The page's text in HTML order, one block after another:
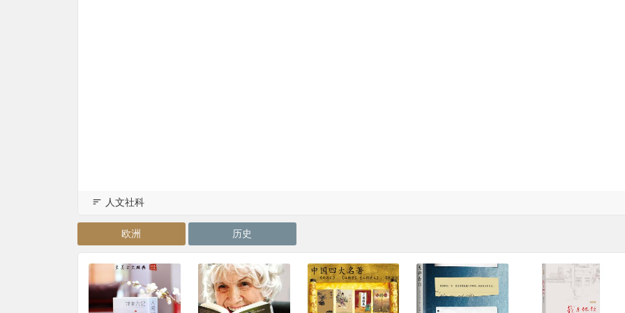
人文社科
欧洲 历史